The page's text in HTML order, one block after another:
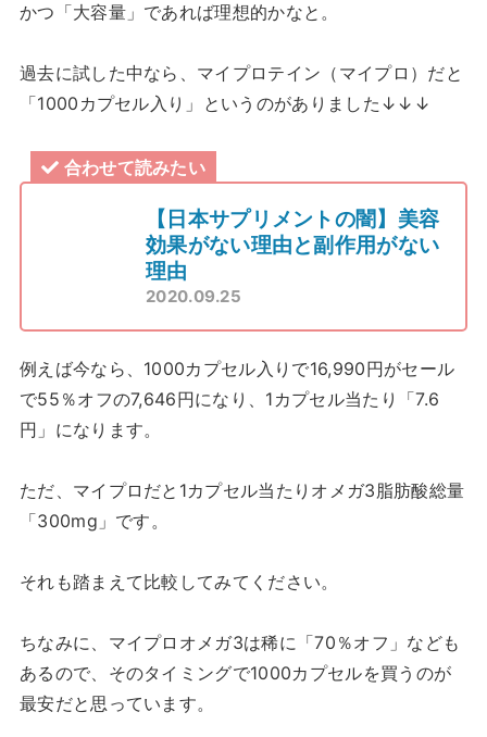
かつ「大容量」であれば理想的かなと。
過去に試した中なら、マイプロテイン（マイプロ）だと
「1000カプセル入り」というのがありました↓↓↓
合わせて読みたい
【日本サプリメントの闇】美容
効果がない理由と副作用がない
理由
2020.09.25
例えば今なら、1000カプセル入りで16,990円がセール
で55％オフの7,646円になり、1カプセル当たり「7.6
円」になります。
ただ、マイプロだと1カプセル当たりオメガ3脂肪酸総量
「300mg」です。
それも踏まえて比較してみてください。
ちなみに、マイプロオメガ3は稀に「70％オフ」なども
あるので、そのタイミングで1000カプセルを買うのが
最安だと思っています。